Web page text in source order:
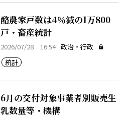
酪農家戸数は4％減の1万800
戸・畜産統計
2026/07/28 16:54 政治・行政
統計
6月の交付対象事業者別販売生
乳数量等・機構